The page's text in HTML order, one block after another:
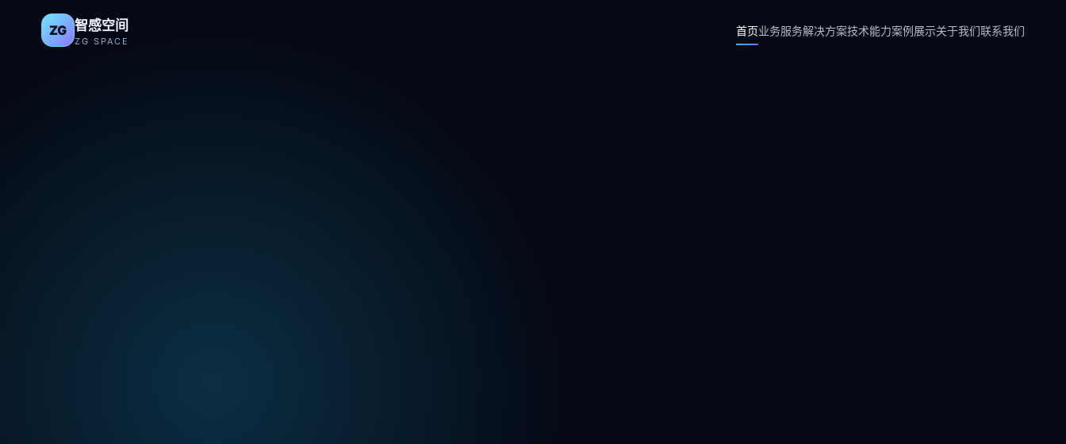
ZG 智感空间
ZG SPACE
首页业务服务解决方案技术能力案例展示关于我们联系我们